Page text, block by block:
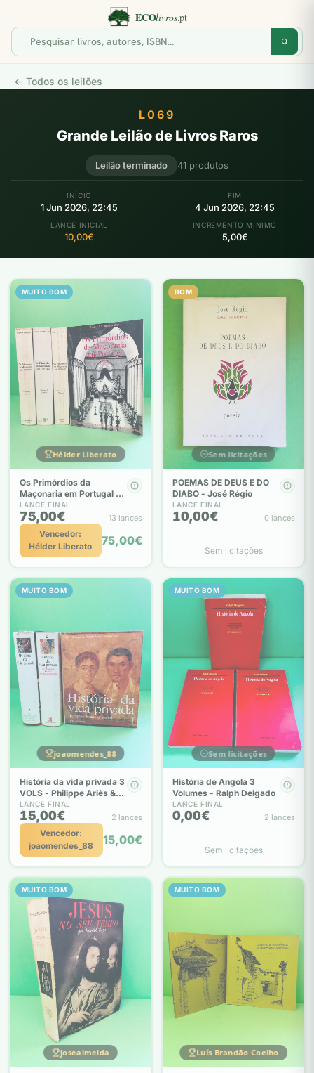
← Todos os leilões
L069
Grande Leilão de Livros Raros
Leilão terminado 41 produtos
INÍCIO
1 Jun 2026, 22:45
FIM
4 Jun 2026, 22:45
LANCE INICIAL
10,00€
INCREMENTO MÍNIMO
5,00€
MUITO BOM
Hélder Liberato
Os Primórdios da
Maçonaria em Portugal 4
Volumes - 1ª Edição Graça
da Silva Dias J. S. da Silva
Dias 1986
LANCE FINAL
75,00€ 13 lances
Vencedor:
Hélder Liberato
75,00€
BOM
Sem licitações
POEMAS DE DEUS E DO
DIABO - José Régio
LANCE FINAL
10,00€ 0 lances
Sem licitações
MUITO BOM
joaomendes_88
História da vida privada 3
VOLS - Philippe Ariès &
Georges Duby
LANCE FINAL
15,00€ 2 lances
Vencedor:
joaomendes_88
15,00€
MUITO BOM
Sem licitações
História de Angola 3
Volumes - Ralph Delgado
LANCE FINAL
0,00€ 2 lances
Sem licitações
MUITO BOM
josealmeida
MUITO BOM
Luís Brandão Coelho